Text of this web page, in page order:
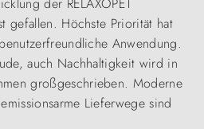
gefallen. Höchste Priorität hat
Anwendung.
auch Nachhaltigkeit wird in
großgeschrieben. Moderne
Lieferwege sind